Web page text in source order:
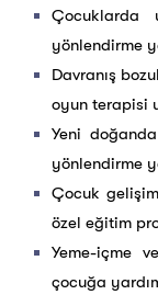
Çocuklarda
yönlendirme
Davranış
oyun terapisi
Yeni
yönlendirme
Çocuk
özel eğitim
Yeme-içme
çocuğa